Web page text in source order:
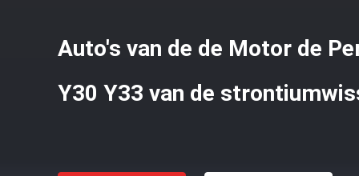
Auto's van de de Motor de
Y30 Y33 van de